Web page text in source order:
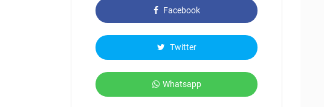
Facebook
Twitter
Whatsapp